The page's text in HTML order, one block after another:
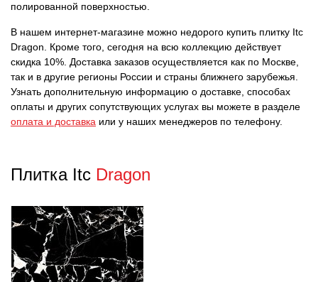
полированной поверхностью.
В нашем интернет-магазине можно недорого купить плитку Itc
Dragon. Кроме того, сегодня на всю коллекцию действует
скидка 10%. Доставка заказов осуществляется как по Москве,
так и в другие регионы России и страны ближнего зарубежья.
Узнать дополнительную информацию о доставке, способах
оплаты и других сопутствующих услугах вы можете в разделе
оплата и доставка или у наших менеджеров по телефону.
Плитка Itc Dragon